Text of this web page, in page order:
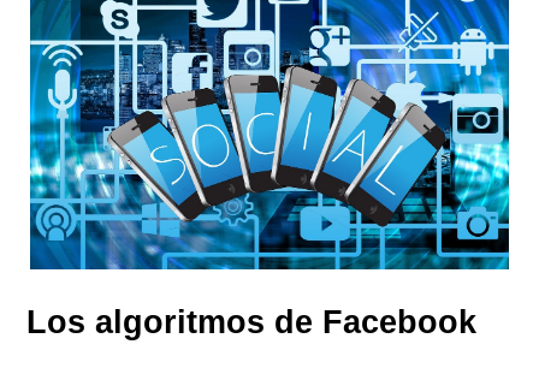
Los algoritmos de Facebook